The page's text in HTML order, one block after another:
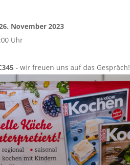
November 2023
Uhr
- wir freuen uns auf das Gespräch!